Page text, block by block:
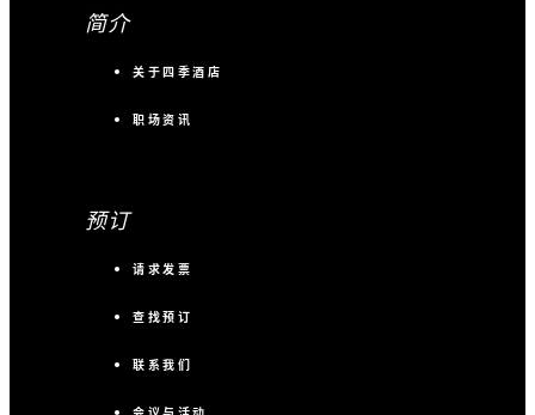
简介
关于四季酒店
职场资讯
预订
请求发票
查找预订
联系我们